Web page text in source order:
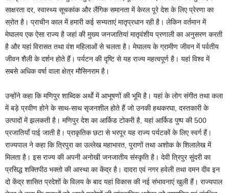
साक्षरता दर, स्वास्थ्य सूचकांक और लैंगिक समानता में केरल पूरे देश के लिए प्रेरणा का
स्रोत है। प्राचीन काल में हमारी कई सभ्यताएं मातृप्रधान रही है। लेकिन वर्तमान में
मेघालय एक ऐसा राज्य है जहां की मुख्य जनजातियां मातृवंशीय प्रणाली का अनुसरण करती
है और यहां विरासत तथा वंश महिलाओं से चलता है। मेघालय के ग्रामीण जीवन में पर्वतीय
जीवन शैली के दर्शन होते हैं। पर्यटन की दृष्टि से यह राज्य महत्वपूर्ण है। यहां विश्व में
सबसे अधिक वर्षा वाला क्षेत्र मौसिनराम है।
उन्होंने कहा कि मणिपुर शाब्दिक अर्थाे में आभूषणों की भूमि है। यहां के लोग संगीत तथा कला
में बड़े प्रवीण होने के साथ-साथ सृजनशील होते हैं जो उनकी हथकरघा, दस्तकारी के
उत्पादों में झलकती है। मणिपुर देश का आर्किड टोकरी है, यहां आर्किड पुष्प की 500
प्रजातियाँ पाई जाती है। प्राकृतिक छटा से भरपूर यह राज्य पर्यटकों के लिए स्वर्ग हैं।
राज्यपाल ने कहा कि त्रिपुरा का उल्लेख महाभारत, पुराणों तथा अशोक के शिलालेख में
मिलता है। इस राज्य की अपनी अनोखी जनजातीय संस्कृति है। देवी त्रिपुर सुंदरी का
प्रसिद्ध शक्तिपीठ भक्तो की आस्था का केंद्र है। दादरा एवं नगर हवेली तथा दमन दीव इन
दो केंद्र शासित प्रदेशों के विलय के बाद यहां विकास की नई संभावनाएं खुली हैं। राज्यपाल